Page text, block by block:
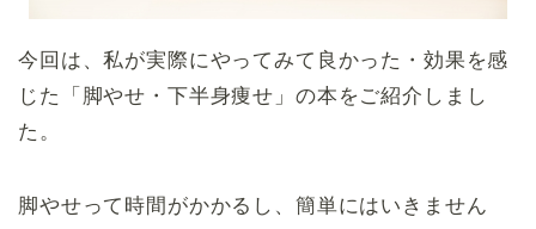
今回は、私が実際にやってみて良かった・効果を感
じた「脚やせ・下半身痩せ」の本をご紹介しまし
た。
脚やせって時間がかかるし、簡単にはいきません